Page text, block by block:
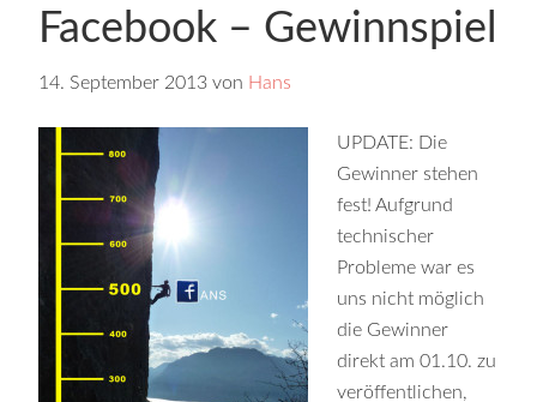
Facebook – Gewinnspiel
14. September 2013 von Hans
UPDATE: Die
Gewinner stehen
fest! Aufgrund
technischer
Probleme war es
uns nicht möglich
die Gewinner
direkt am 01.10. zu
veröffentlichen,